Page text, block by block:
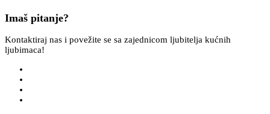
Imaš pitanje?
Kontaktiraj nas i povežite se sa zajednicom ljubitelja kućnih
ljubimaca!